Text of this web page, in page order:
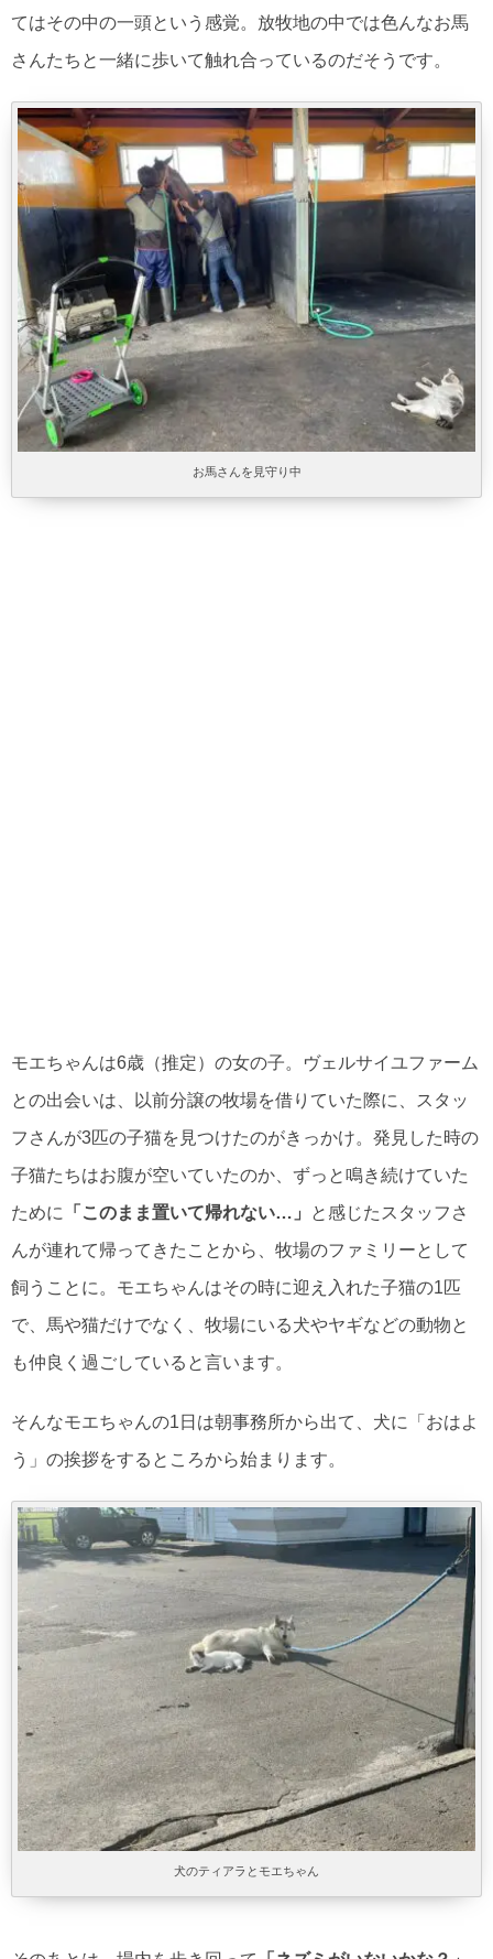
てはその中の一頭という感覚。放牧地の中では色んなお馬
さんたちと一緒に歩いて触れ合っているのだそうです。
お馬さんを見守り中
モエちゃんは6歳（推定）の女の子。ヴェルサイユファーム
との出会いは、以前分譲の牧場を借りていた際に、スタッ
フさんが3匹の子猫を見つけたのがきっかけ。発見した時の
子猫たちはお腹が空いていたのか、ずっと鳴き続けていた
ために
「このまま置いて帰れない…」
と感じたスタッフさ
んが連れて帰ってきたことから、牧場のファミリーとして
飼うことに。モエちゃんはその時に迎え入れた子猫の1匹
で、馬や猫だけでなく、牧場にいる犬やヤギなどの動物と
も仲良く過ごしていると言います。
そんなモエちゃんの1日は朝事務所から出て、犬に「おはよ
う」の挨拶をするところから始まります。
犬のティアラとモエちゃん